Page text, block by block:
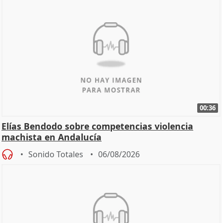
00:36
Elías Bendodo sobre competencias violencia
machista en Andalucía
Sonido Totales 06/08/2026